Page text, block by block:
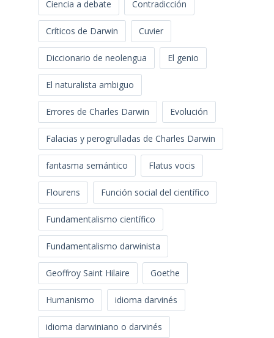
Ciencia a debate Contradicción
Críticos de Darwin Cuvier
Diccionario de neolengua El genio
El naturalista ambiguo
Errores de Charles Darwin Evolución
Falacias y perogrulladas de Charles Darwin
fantasma semántico Flatus vocis
Flourens Función social del científico
Fundamentalismo científico
Fundamentalismo darwinista
Geoffroy Saint Hilaire Goethe
Humanismo idioma darvinés
idioma darwiniano o darvinés